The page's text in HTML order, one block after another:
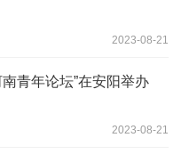
2023-08-21
青年论坛”在安阳举办
2023-08-21